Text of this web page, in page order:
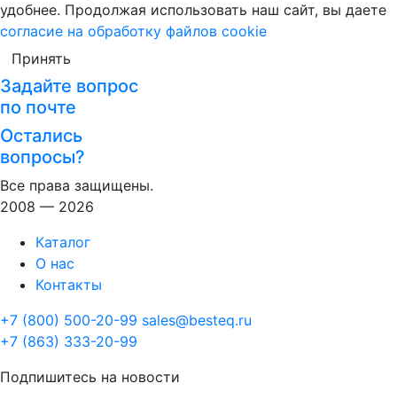
удобнее. Продолжая использовать наш сайт, вы даете
согласие на обработку файлов cookie
Принять
Задайте вопрос
по почте
Остались
вопросы?
Все права защищены.
2008 — 2026
Каталог
О нас
Контакты
+7 (800) 500-20-99 sales@besteq.ru
+7 (863) 333-20-99
Подпишитесь на новости